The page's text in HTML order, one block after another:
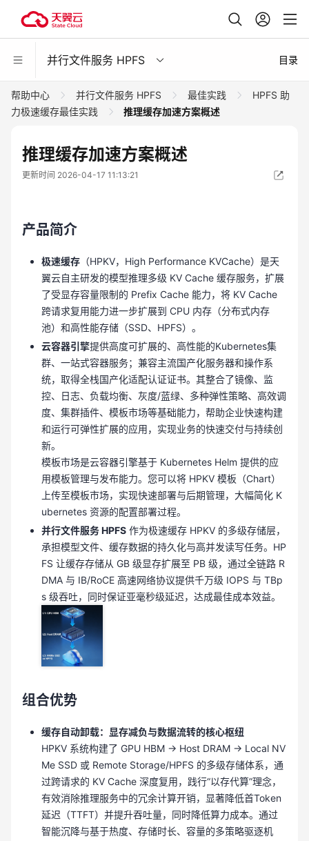
并行文件服务 HPFS 目录
帮助中心 并行文件服务 HPFS 最佳实践
HPFS 助
力极速缓存最佳实践
推理缓存加速方案概述
推理缓存加速方案概述
更新时间 2026-04-17 11:13:21
产品简介
极速缓存 （HPKV，High Performance KVCache）是天
翼云自主研发的模型推理多级 KV Cache 缓存服务，扩展
了受显存容量限制的 Prefix Cache 能力，将 KV Cache
跨请求复用能力进一步扩展到 CPU 内存（分布式内存
池）和高性能存储（SSD、HPFS）。
云容器引擎提供高度可扩展的、高性能的Kubernetes集
群、一站式容器服务；兼容主流国产化服务器和操作系
统，取得全栈国产化适配认证证书。其整合了镜像、监
控、日志、负载均衡、灰度/蓝绿、多种弹性策略、高效调
度、集群插件、模板市场等基础能力，帮助企业快速构建
和运行可弹性扩展的应用，实现业务的快速交付与持续创
新。
模板市场是云容器引擎基于 Kubernetes Helm 提供的应
用模板管理与发布能力。您可以将 HPKV 模板（Chart）
上传至模板市场，实现快速部署与后期管理，大幅简化 K
ubernetes 资源的配置部署过程。
并行文件服务 HPFS 作为极速缓存 HPKV 的多级存储层，
承担模型文件、缓存数据的持久化与高并发读写任务。HP
FS 让缓存存储从 GB 级显存扩展至 PB 级，通过全链路 R
DMA 与 IB/RoCE 高速网络协议提供千万级 IOPS 与 TBp
s 级吞吐，同时保证亚毫秒级延迟，达成最佳成本效益。
组合优势
缓存自动卸载：显存减负与数据流转的核心枢纽
HPKV 系统构建了 GPU HBM → Host DRAM → Local NV
Me SSD 或 Remote Storage/HPFS 的多级存储体系，通
过跨请求的 KV Cache 深度复用，践行“以存代算”理念，
有效消除推理服务中的冗余计算开销，显著降低首Token
延迟（TTFT）并提升吞吐量，同时降低算力成本。通过
智能沉降与基于热度、存储时长、容量的多策略驱逐机